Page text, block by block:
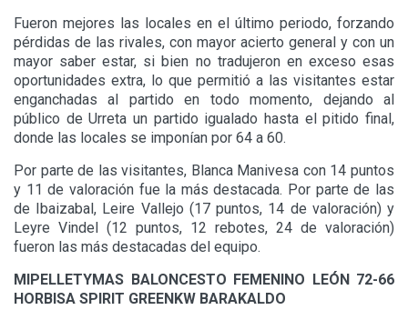
Fueron mejores las locales en el último periodo, forzando
pérdidas de las rivales, con mayor acierto general y con un
mayor saber estar, si bien no tradujeron en exceso esas
oportunidades extra, lo que permitió a las visitantes estar
enganchadas al partido en todo momento, dejando al
público de Urreta un partido igualado hasta el pitido final,
donde las locales se imponían por 64 a 60.
Por parte de las visitantes, Blanca Manivesa con 14 puntos
y 11 de valoración fue la más destacada. Por parte de las
de Ibaizabal, Leire Vallejo (17 puntos, 14 de valoración) y
Leyre Vindel (12 puntos, 12 rebotes, 24 de valoración)
fueron las más destacadas del equipo.
MIPELLETYMAS BALONCESTO FEMENINO LEÓN 72-66
HORBISA SPIRIT GREENKW BARAKALDO